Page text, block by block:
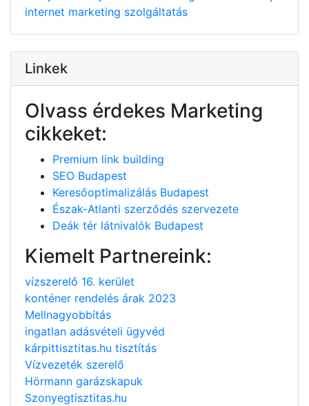
internet marketing szolgáltatás
Linkek
Olvass érdekes Marketing
cikkeket:
Premium link building
SEO Budapest
Keresőoptimalizálás Budapest
Észak-Atlanti szerződés szervezete
Deák tér látnivalók Budapest
Kiemelt Partnereink:
vízszerelő 16. kerület
konténer rendelés árak 2023
Mellnagyobbítás
ingatlan adásvételi ügyvéd
kárpittisztitas.hu tisztítás
Vízvezeték szerelő
Hörmann garázskapuk
Szonyegtisztitas.hu